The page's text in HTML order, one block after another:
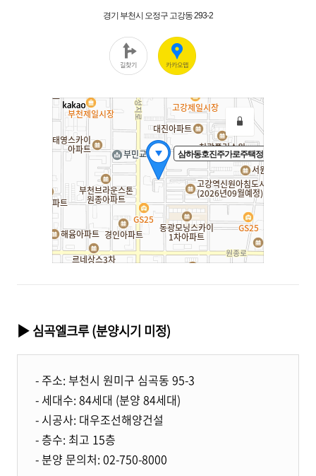
▶ 심곡엘크루 (분양시기 미정)
- 주소: 부천시 원미구 심곡동 95-3
- 세대수: 84세대 (분양 84세대)
- 시공사: 대우조선해양건설
- 층수: 최고 15층
- 분양 문의처: 02-750-8000